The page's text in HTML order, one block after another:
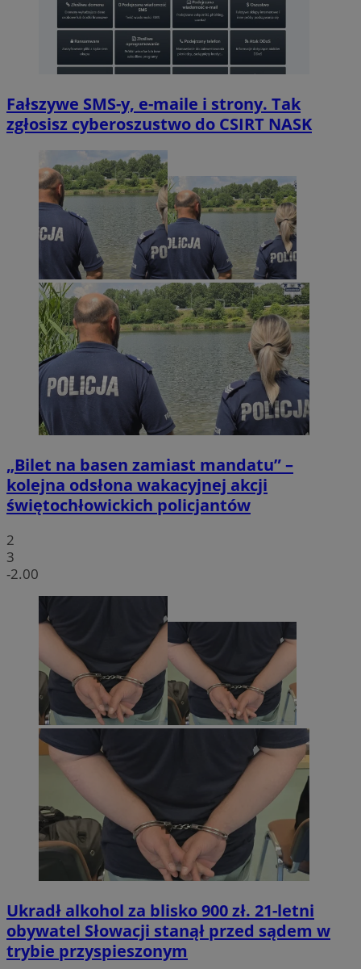
Fałszywe SMS-y, e-maile i strony. Tak
zgłosisz cyberoszustwo do CSIRT NASK
„Bilet na basen zamiast mandatu” –
kolejna odsłona wakacyjnej akcji
świętochłowickich policjantów
2
3
-2.00
Ukradł alkohol za blisko 900 zł. 21-letni
obywatel Słowacji stanął przed sądem w
trybie przyspieszonym